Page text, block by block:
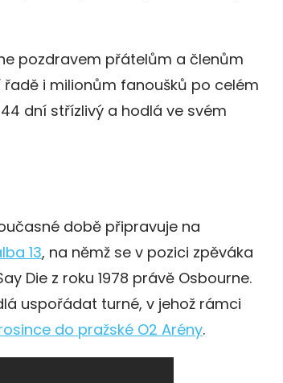
pozdravem přátelům a členům
i milionům fanoušků po celém
dní střízlivý a hodlá ve svém
době připravuje na
13, na němž se v pozici zpěváka
Die z roku 1978 právě Osbourne.
uspořádat turné, v jehož rámci
do pražské O2 Arény.